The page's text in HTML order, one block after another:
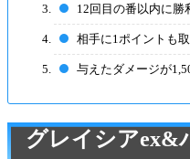
12回目の番以内に勝
相手に1ポイントも
与えたダメージが
グレイシアex&